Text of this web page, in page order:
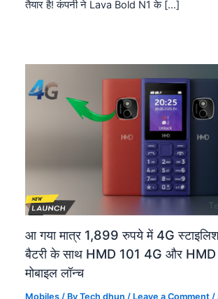
तैयार है! कंपनी ने Lava Bold N1 के […]
आ गया मात्र 1,899 रुपये में 4G
बैटरी के साथ HMD 101 4G और
मोबाइल लॉन्च
Mobiles / ByTech dhun / Leave a Comment /